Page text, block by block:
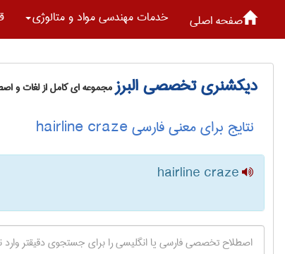
صفحه اصلی خدمات مهندسی مواد و متالوژی
دیکشنری تخصصی البرزمجموعه ای کامل از لغات و
نتایج برای معنی فارسی hairline craze
hairline craze